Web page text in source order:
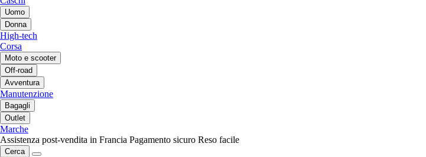
Uomo
Donna
High-tech
Corsa
Moto e scooter
Off-road
Avventura
Manutenzione
Bagagli
Outlet
Marche
Assistenza post-vendita in Francia Pagamento sicuro Reso facile
Cerca